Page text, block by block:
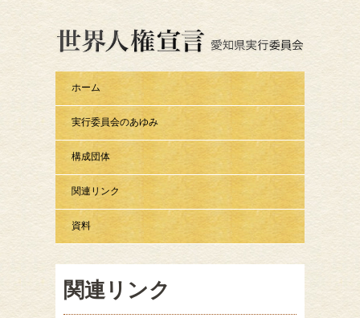
ホーム
実行委員会のあゆみ
構成団体
関連リンク
資料
関連リンク